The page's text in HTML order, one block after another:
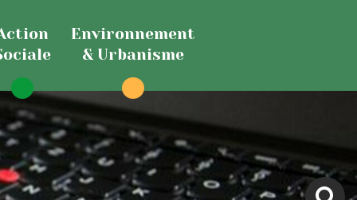
Environnement
& Urbanisme